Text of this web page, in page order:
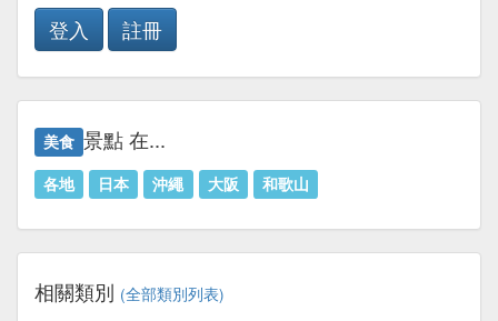
登入
註冊
美食 景點 在...
各地 日本 沖繩 大阪 和歌山
相關類別 (全部類別列表)